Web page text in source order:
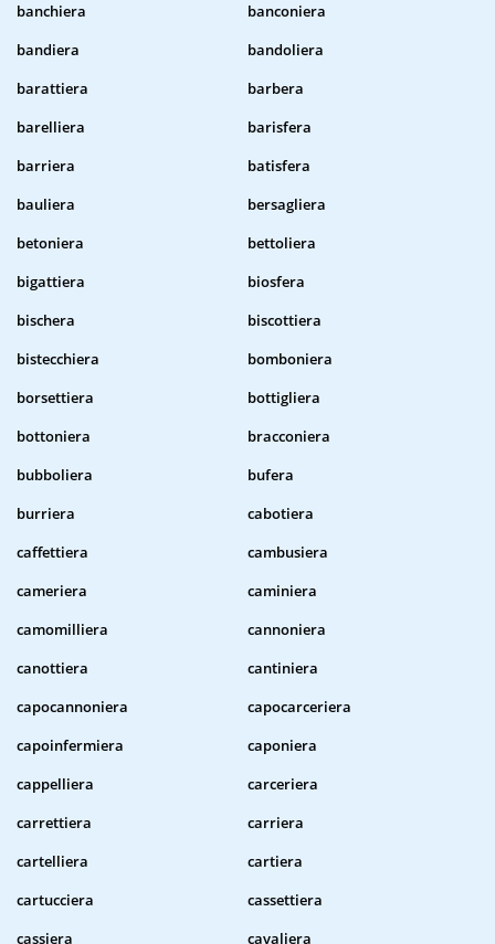
banchiera
banconiera
bandiera
bandoliera
barattiera
barbera
barelliera
barisfera
barriera
batisfera
bauliera
bersagliera
betoniera
bettoliera
bigattiera
biosfera
bischera
biscottiera
bistecchiera
bomboniera
borsettiera
bottigliera
bottoniera
bracconiera
bubboliera
bufera
burriera
cabotiera
caffettiera
cambusiera
cameriera
caminiera
camomilliera
cannoniera
canottiera
cantiniera
capocannoniera
capocarceriera
capoinfermiera
caponiera
cappelliera
carceriera
carrettiera
carriera
cartelliera
cartiera
cartucciera
cassettiera
cassiera
cavaliera